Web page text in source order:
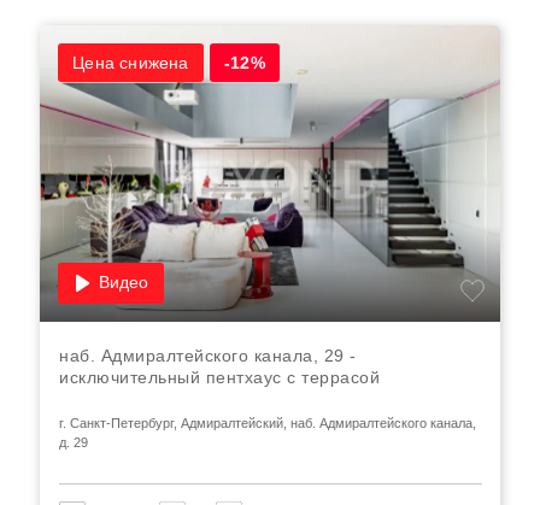
Цена снижена -12%
Видео
наб. Адмиралтейского канала, 29 -
исключительный пентхаус с террасой
г. Санкт-Петербург, Адмиралтейский, наб. Адмиралтейского канала,
д. 29